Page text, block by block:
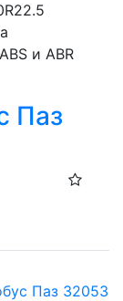
и ABR
Паз
Паз 32053